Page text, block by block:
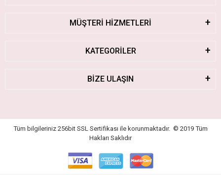
MÜŞTERİ HİZMETLERİ
KATEGORİLER
BİZE ULAŞIN
Tüm bilgileriniz 256bit SSL Sertifikası ile korunmaktadır. © 2019 Tüm
Hakları Saklıdır